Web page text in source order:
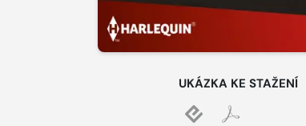
UKÁZKA KE STAŽENÍ